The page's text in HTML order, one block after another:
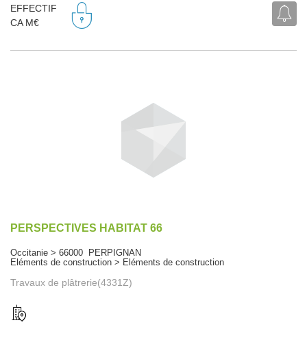
EFFECTIF
CA M€
PERSPECTIVES HABITAT 66
Occitanie > 66000 PERPIGNAN
Eléments de construction > Eléments de construction
Travaux de plâtrerie(4331Z)